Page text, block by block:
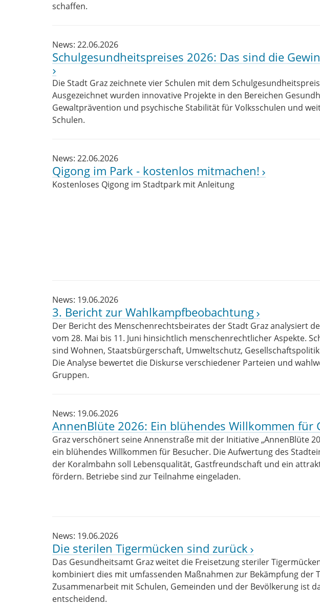
schaffen.
News: 22.06.2026
Schulgesundheitspreises 2026: Das sind die
Die Stadt Graz zeichnete vier Schulen mit dem
Ausgezeichnet wurden innovative Projekte in den Bereichen
Gewaltprävention und psychische Stabilität für Volksschulen und
Schulen.
News: 22.06.2026
Qigong im Park - kostenlos mitmachen!
Kostenloses Qigong im Stadtpark mit Anleitung
News: 19.06.2026
3. Bericht zur Wahlkampfbeobachtung
Der Bericht des Menschenrechtsbeirates der Stadt Graz analysiert
vom 28. Mai bis 11. Juni hinsichtlich menschenrechtlicher Aspekte.
sind Wohnen, Staatsbürgerschaft, Umweltschutz,
Die Analyse bewertet die Diskurse verschiedener Parteien und
Gruppen.
News: 19.06.2026
AnnenBlüte 2026: Ein blühendes Willkommen für
Graz verschönert seine Annenstraße mit der Initiative „AnnenBlüte
ein blühendes Willkommen für Besucher. Die Aufwertung des
der Koralmbahn soll Lebensqualität, Gastfreundschaft und ein
fördern. Betriebe sind zur Teilnahme eingeladen.
News: 19.06.2026
Die sterilen Tigermücken sind zurück
Das Gesundheitsamt Graz weitet die Freisetzung steriler
kombiniert dies mit umfassenden Maßnahmen zur Bekämpfung der
Zusammenarbeit mit Schulen, Gemeinden und der Bevölkerung ist
entscheidend.